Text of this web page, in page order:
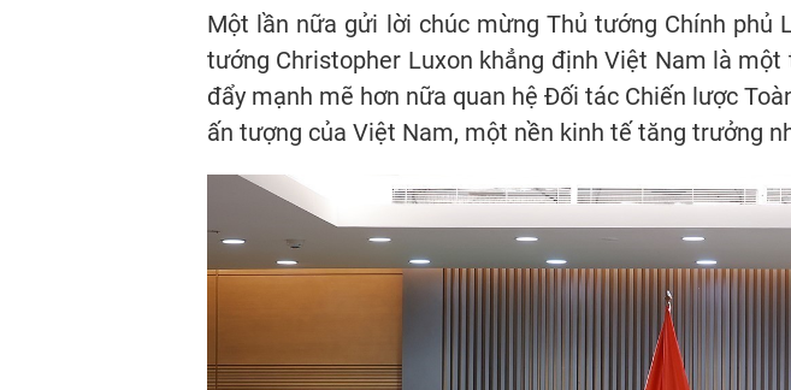
Một lần nữa gửi lời chúc mừng Thủ tướng Chính
tướng Christopher Luxon khẳng định Việt Nam là
đẩy mạnh mẽ hơn nữa quan hệ Đối tác Chiến lược
ấn tượng của Việt Nam, một nền kinh tế tăng trưởng